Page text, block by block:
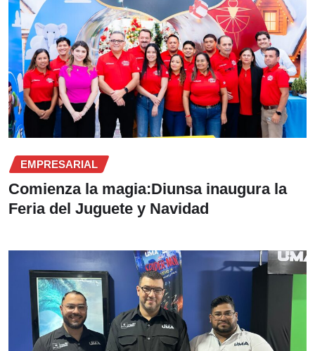
EMPRESARIAL
Comienza la magia:Diunsa inaugura la
Feria del Juguete y Navidad